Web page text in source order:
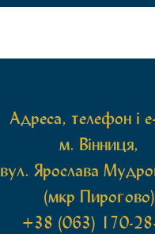
Адреса, телефон і
м. Вінниця,
вул. Ярослава
(мкр Пирогово)
+38 (063) 170-